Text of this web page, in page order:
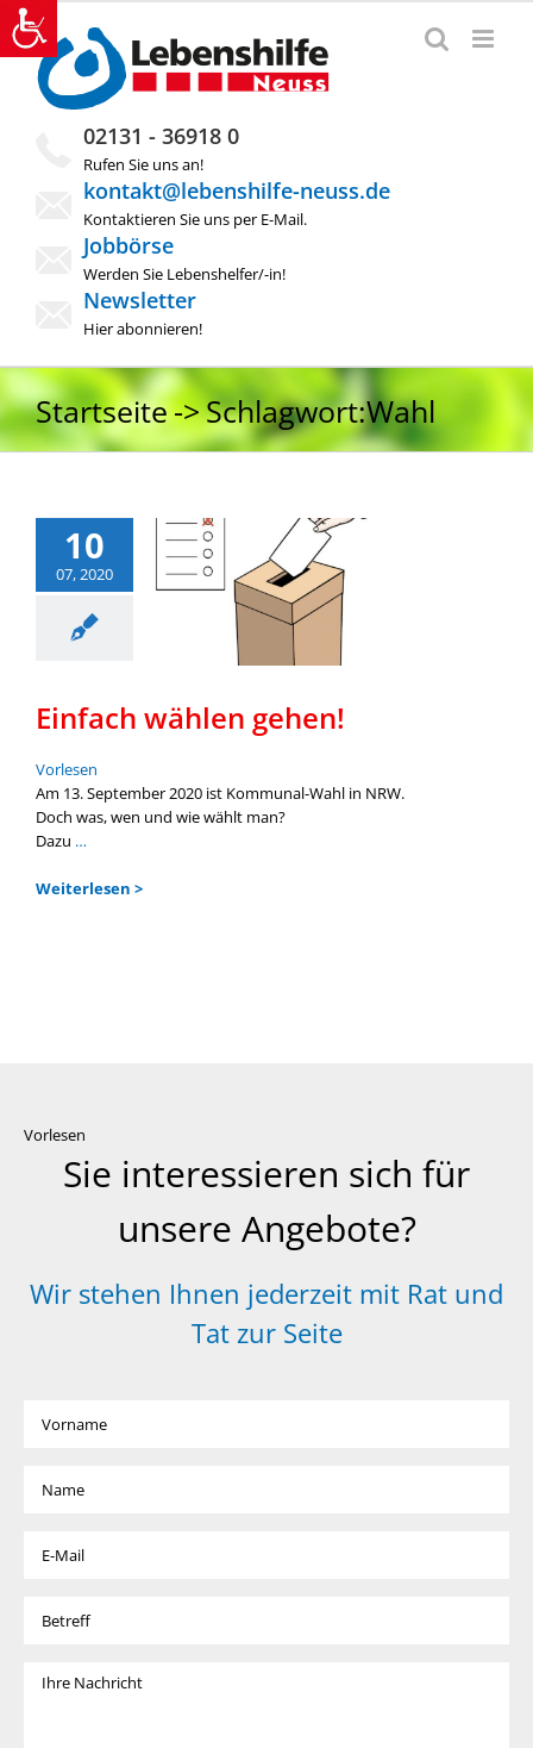
Zum
Inhalt
springen
02131 - 36918 0
Rufen Sie uns an!
kontakt@lebenshilfe-neuss.de
Kontaktieren Sie uns per E-Mail.
Jobbörse
Werden Sie Lebenshelfer/-in!
Newsletter
Hier abonnieren!
Startseite Schlagwort:Wahl
10
07, 2020
Einfach wählen gehen!
Vor­le­sen
Am 13. Sep­tem­ber 2020 ist Kommunal-Wahl in NRW.
Doch was, wen und wie wählt man?
Dazu …
Wei­ter­le­sen >
Vorlesen
Sie interessieren sich für
unsere Angebote?
Wir stehen Ihnen jederzeit mit Rat und
Tat zur Seite